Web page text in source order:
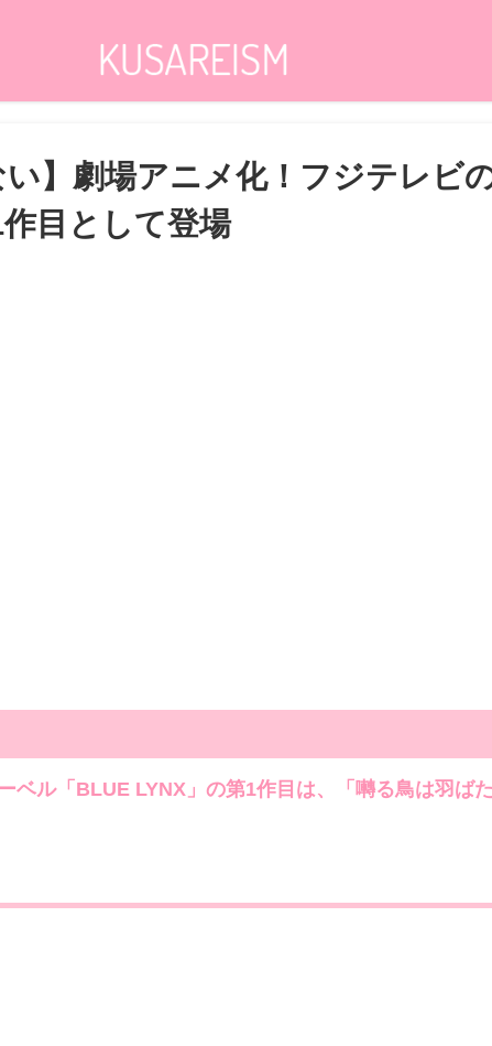
い】劇場アニメ化！フジテレビ
作目として登場
ベル「BLUE LYNX」の第1作目は、「囀る鳥は羽ば